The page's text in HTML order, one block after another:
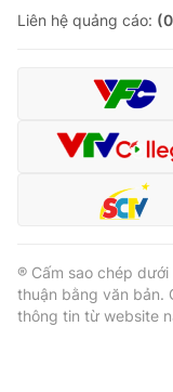
Tổng Biên tập:Vũ
Tổng đài VTV:
Ðiện thoại Thời báo
Liên hệ quảng cáo:
Liên hệ quảng cáo:
® Cấm sao chép
thuận bằng văn bản.
thông tin từ website